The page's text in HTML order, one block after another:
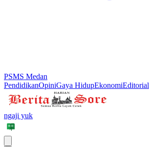
PSMS Medan
PendidikanOpiniGaya HidupEkonomiEditorial
ngaji yuk